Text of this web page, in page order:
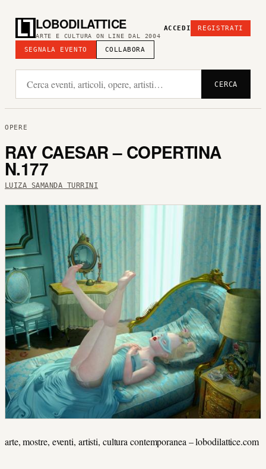
LOBODILATTICE
ARTE E CULTURA ON LINE DAL 2004
SEGNALA EVENTO COLLABORA
ACCEDI REGISTRATI
CERCA
OPERE
RAY CAESAR – COPERTINA
N.177
LUIZA SAMANDA TURRINI
arte, mostre, eventi, artisti, cultura contemporanea – lobodilattice.com